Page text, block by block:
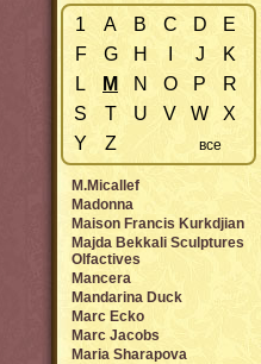
1 A B C D
E
F
G H J
K
L
M N O P
R
S
T U V W
X
Y
Z все
M.Micallef
Madonna
Maison Francis Kurkdjian
Majda Bekkali Sculptures
Olfactives
Mancera
Mandarina Duck
Marc Ecko
Marc Jacobs
Maria Sharapova